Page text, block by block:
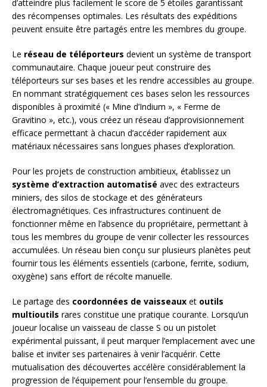
d’atteindre plus facilement le score de 5 étoiles garantissant
des récompenses optimales. Les résultats des expéditions
peuvent ensuite être partagés entre les membres du groupe.
Le réseau de téléporteurs devient un système de transport
communautaire. Chaque joueur peut construire des
téléporteurs sur ses bases et les rendre accessibles au groupe.
En nommant stratégiquement ces bases selon les ressources
disponibles à proximité (« Mine d’Indium », « Ferme de
Gravitino », etc.), vous créez un réseau d’approvisionnement
efficace permettant à chacun d’accéder rapidement aux
matériaux nécessaires sans longues phases d’exploration.
Pour les projets de construction ambitieux, établissez un
système d’extraction automatisé avec des extracteurs
miniers, des silos de stockage et des générateurs
électromagnétiques. Ces infrastructures continuent de
fonctionner même en l’absence du propriétaire, permettant à
tous les membres du groupe de venir collecter les ressources
accumulées. Un réseau bien conçu sur plusieurs planètes peut
fournir tous les éléments essentiels (carbone, ferrite, sodium,
oxygène) sans effort de récolte manuelle.
Le partage des coordonnées de vaisseaux et outils
multioutils rares constitue une pratique courante. Lorsqu’un
joueur localise un vaisseau de classe S ou un pistolet
expérimental puissant, il peut marquer l’emplacement avec une
balise et inviter ses partenaires à venir l’acquérir. Cette
mutualisation des découvertes accélère considérablement la
progression de l’équipement pour l’ensemble du groupe.